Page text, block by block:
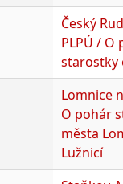
Český
PLPÚ / O
starostky
Lomnice
O pohár
města
Lužnicí